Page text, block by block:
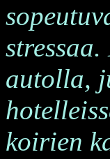
autolla,
koirien